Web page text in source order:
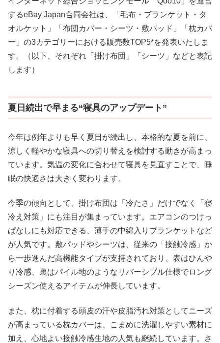
するeBay Japan合同会社は、「毛布・ブランケット・タ
オルケット」「布団カバー・シーツ・敷パッド」「枕カバ
ー」の3カテゴリーにおける販売数TOP5*を発表いたしま
す。（以下、それぞれ「掛け布団」「シーツ」などと表記
します）
夏日続出で早まる“寝具のアップデート”
今年は例年よりも早く夏日が続出し、本格的な夏を前に、
涼しく軽やかな寝具への切り替えを検討する動きが高まっ
ています。気温の変化に合わせて寝具を見直すことで、睡
眠の快適さは大きく変わります。
今季の傾向として、掛け布団は「冷たさ」だけでなく「寝
冷え対策」にも注目が集まっています。エアコンのつけっ
ぱなしにも対応できる、薄手の中綿入りブランケットなど
が人気です。敷パッドやシーツは、従来の「接触冷感」か
ら一歩進んだ高機能タイプが支持されており、表はひんや
り冷感、裏はパイル地のようなリバーシブル仕様でロング
シーズン使えるアイテムが伸長しています。
また、枕に付着する頭皮の汗や皮脂汚れ対策としてニーズ
が高まっている枕カバーは、こまめに洗濯しやすい素材に
加え、心地よい接触冷感生地の人気も継続しています。さ